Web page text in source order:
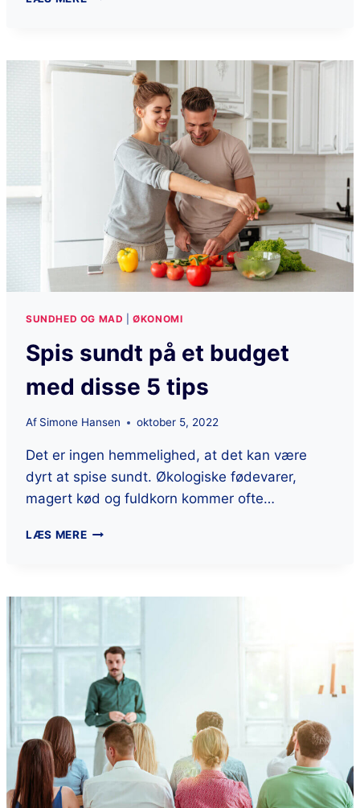
SUNDHED OG MAD |ØKONOMI
Spis sundt på et budget
med disse 5 tips
Af Simone Hansen oktober 5, 2022
Det er ingen hemmelighed, at det kan være
dyrt at spise sundt. Økologiske fødevarer,
magert kød og fuldkorn kommer ofte…
LÆS MERE